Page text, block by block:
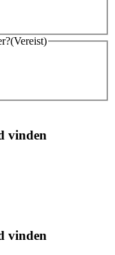
(Vereist)
vinden
vinden